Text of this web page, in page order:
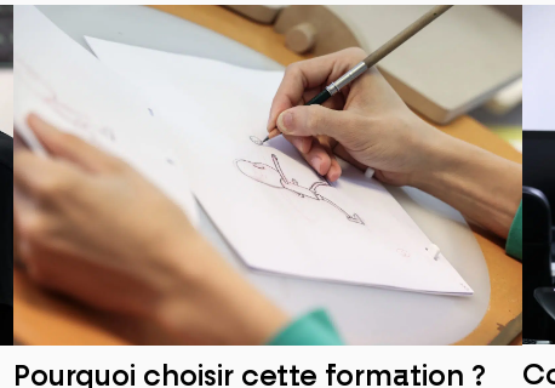
Pourquoi choisir cette formation ?